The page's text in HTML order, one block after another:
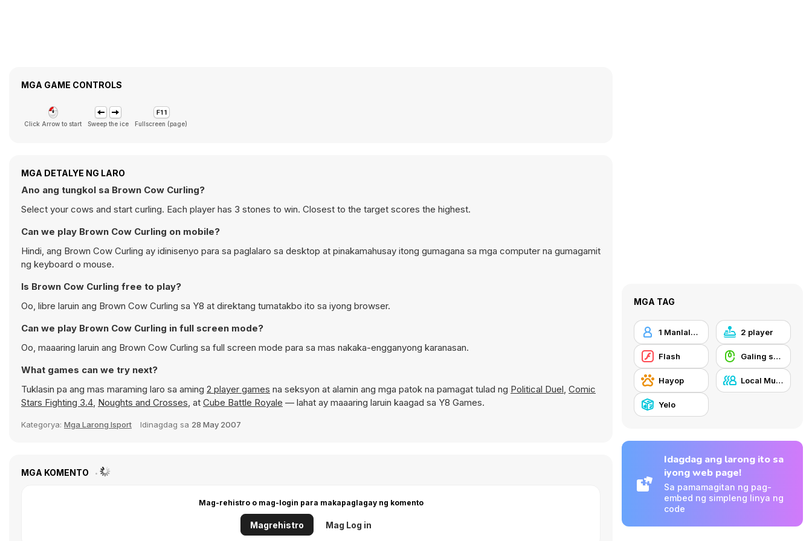
MGA GAME CONTROLS
Click Arrow to start Sweep the ice Fullscreen (page)
MGA DETALYE NG LARO
Ano ang tungkol sa Brown Cow Curling?
Select your cows and start curling. Each player has 3 stones to win. Closest to the target scores the highest.
Can we play Brown Cow Curling on mobile?
Hindi, ang Brown Cow Curling ay idinisenyo para sa paglalaro sa desktop at pinakamahusay itong gumagana sa mga computer na gumagamit
ng keyboard o mouse.
Is Brown Cow Curling free to play?
Oo, libre laruin ang Brown Cow Curling sa Y8 at direktang tumatakbo ito sa iyong browser.
Can we play Brown Cow Curling in full screen mode?
Oo, maaaring laruin ang Brown Cow Curling sa full screen mode para sa mas nakaka-engganyong karanasan.
What games can we try next?
Tuklasin pa ang mas maraming laro sa aming 2 player games na seksyon at alamin ang mga patok na pamagat tulad ng Political Duel, Comic
Stars Fighting 3.4, Noughts and Crosses, at Cube Battle Royale — lahat ay maaaring laruin kaagad sa Y8 Games.
Kategorya: Mga Larong Isport Idinagdag sa 28 May 2007
MGA KOMENTO
Mag-rehistro o mag-login para makapaglagay ng komento
Magrehistro Mag Log in
MGA TAG
1 Manlalaro 2 player
Flash Galing sa Mouse
Hayop Local Multiplayer
Yelo
Idagdag ang larong ito sa
iyong web page!
Sa pamamagitan ng pag-
embed ng simpleng linya ng
code